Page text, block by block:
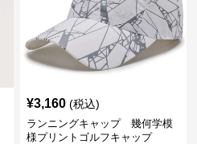
¥3,160 (税込)
ランニングキャップ 幾何学模
様プリントゴルフキャップ